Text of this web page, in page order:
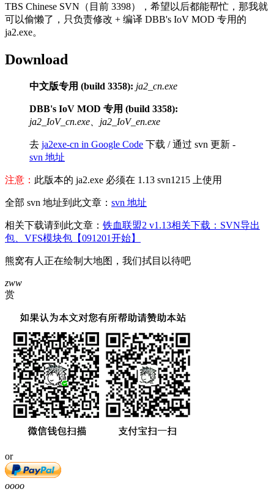
TBS Chinese SVN（目前 3398），希望以后都能帮忙，那我就
可以偷懒了，只负责修改 + 编译 DBB's IoV MOD 专用的
ja2.exe。
Download
中文版专用 (build 3358): ja2_cn.exe
DBB's IoV MOD 专用 (build 3358):
ja2_IoV_cn.exe、ja2_IoV_en.exe
去 ja2exe-cn in Google Code 下载 / 通过 svn 更新 -
svn 地址
注意： 此版本的 ja2.exe 必须在 1.13 svn1215 上使用
全部 svn 地址到此文章： svn 地址
相关下载请到此文章： 铁血联盟2 v1.13相关下载：SVN导出
包、VFS模块包【091201开始】
熊窝有人正在绘制大地图，我们拭目以待吧
zww
赏
or
oooo